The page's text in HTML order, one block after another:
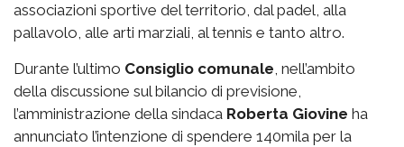
associazioni sportive del territorio, dal padel, alla
pallavolo, alle arti marziali, al tennis e tanto altro.
Durante l’ultimo Consiglio comunale, nell’ambito
della discussione sul bilancio di previsione,
l’amministrazione della sindaca Roberta Giovine ha
annunciato l’intenzione di spendere 140mila per la